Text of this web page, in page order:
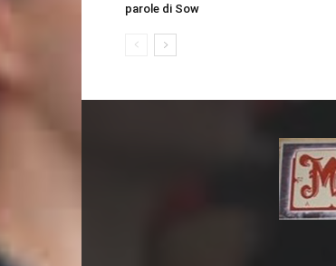
parole di Sow